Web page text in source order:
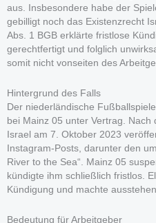
aus. Insbesondere habe der
gebilligt noch das Existenzrecht
Abs. 1 BGB erklärte fristlose
gerechtfertigt und folglich
somit nicht vonseiten des
Hintergrund des Falls
Der niederländische
bei Mainz 05 unter Vertrag.
Israel am 7. Oktober 2023
Instagram-Posts, darunter den
River to the Sea“. Mainz 05
kündigte ihm schließlich fristlos.
Kündigung und machte
Bedeutung für Arbeitgeber